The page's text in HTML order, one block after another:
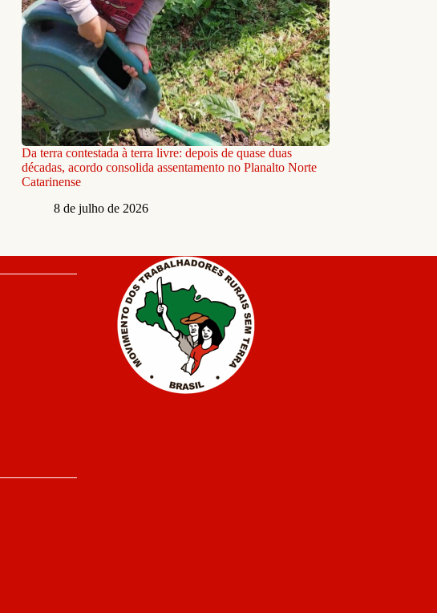
Da terra contestada à terra livre: depois de quase duas
décadas, acordo consolida assentamento no Planalto Norte
Catarinense
8 de julho de 2026